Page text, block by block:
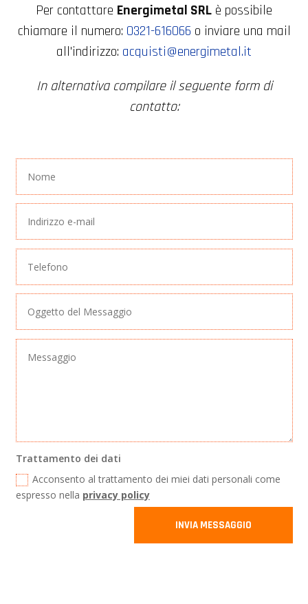
Per contattare Energimetal SRL è possibile
chiamare il numero: 0321-616066 o inviare una mail
all'indirizzo: acquisti@energimetal.it
In alternativa compilare il seguente form di
contatto:
Trattamento dei dati
Acconsento al trattamento dei miei dati personali come
espresso nella privacy policy
INVIA MESSAGGIO